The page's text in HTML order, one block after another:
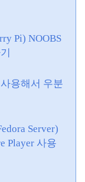
Pi) NOOBS
용해서 우분
Server)
Player 사용